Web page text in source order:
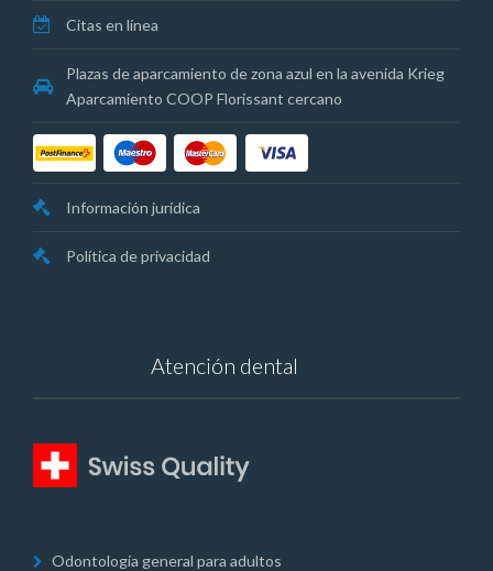
Citas en línea
Plazas de aparcamiento de zona azul en la avenida Krieg
Aparcamiento COOP Florissant cercano
Información jurídica
Política de privacidad
Atención dental
Odontología general para adultos